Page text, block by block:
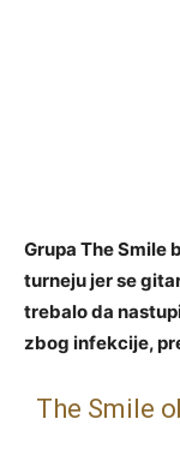
Grupa The Smile
turneju jer se
trebalo da
zbog infekcije,
The Smile